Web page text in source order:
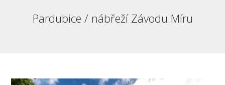
Pardubice / nábřeží Závodu Míru